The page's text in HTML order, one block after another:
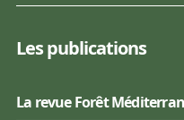
Les publications
La revue Forêt